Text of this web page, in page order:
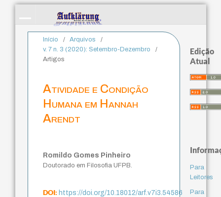
Início / Arquivos
/
v. 7 n. 3 (2020): Setembro-Dezembro
/
Artigos
Atividade e Condição
Humana em Hannah
Arendt
Romildo Gomes Pinheiro
Doutorado em Filosofia UFPB.
DOI:https://doi.org/10.18012/arf.v7i3.54586
Edição
Atual
Para
Leitores
Para